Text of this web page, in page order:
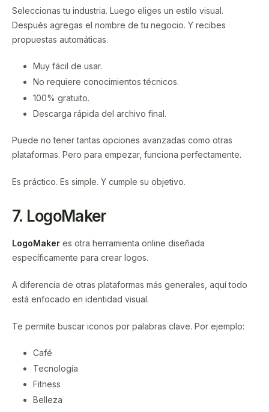
Seleccionas tu industria. Luego eliges un estilo visual.
Después agregas el nombre de tu negocio. Y recibes
propuestas automáticas.
Muy fácil de usar.
No requiere conocimientos técnicos.
100% gratuito.
Descarga rápida del archivo final.
Puede no tener tantas opciones avanzadas como otras
plataformas. Pero para empezar, funciona perfectamente.
Es práctico. Es simple. Y cumple su objetivo.
7. LogoMaker
LogoMaker es otra herramienta online diseñada
específicamente para crear logos.
A diferencia de otras plataformas más generales, aquí todo
está enfocado en identidad visual.
Te permite buscar iconos por palabras clave. Por ejemplo:
Café
Tecnología
Fitness
Belleza